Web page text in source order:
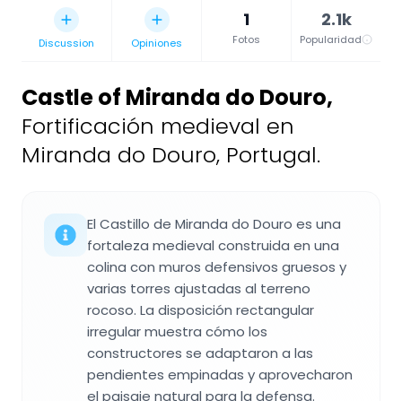
Discussion Opiniones
1
Fotos
2.1k
Popularidad
Castle of Miranda do Douro,
Fortificación medieval en
Miranda do Douro, Portugal.
El Castillo de Miranda do Douro es una
fortaleza medieval construida en una
colina con muros defensivos gruesos y
varias torres ajustadas al terreno
rocoso. La disposición rectangular
irregular muestra cómo los
constructores se adaptaron a las
pendientes empinadas y aprovecharon
el paisaje natural para la defensa.